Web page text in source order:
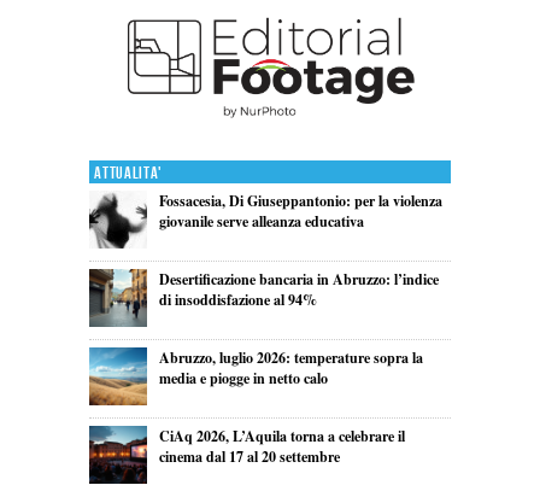
Attualita'
Fossacesia, Di Giuseppantonio: per la violenza
giovanile serve alleanza educativa
Desertificazione bancaria in Abruzzo: l’indice
di insoddisfazione al 94%
Abruzzo, luglio 2026: temperature sopra la
media e piogge in netto calo
CiAq 2026, L’Aquila torna a celebrare il
cinema dal 17 al 20 settembre